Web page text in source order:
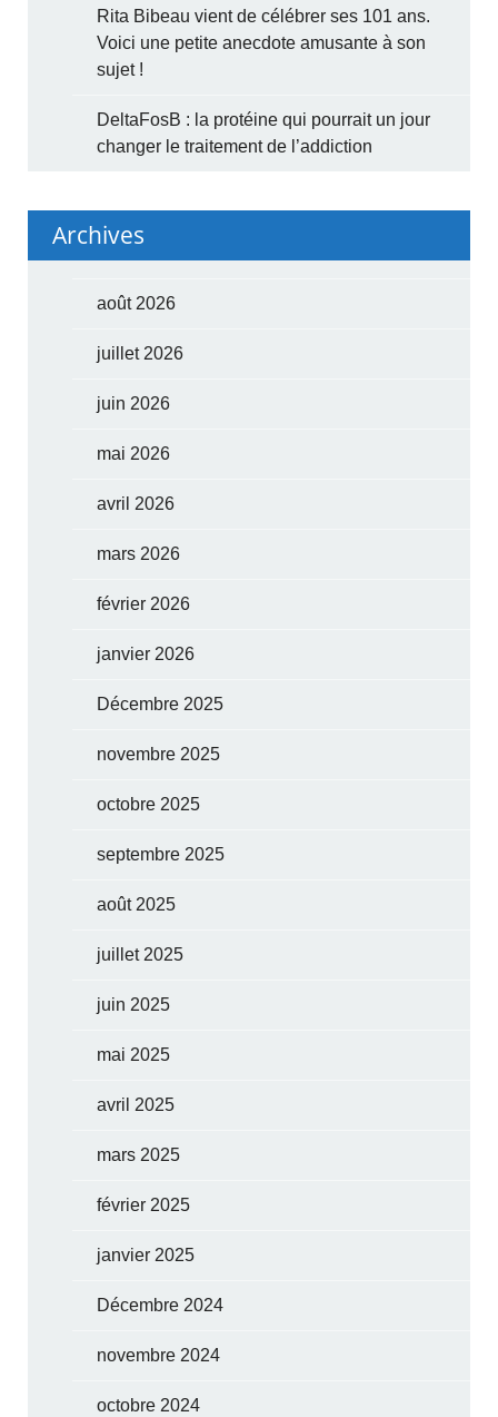
Rita Bibeau vient de célébrer ses 101 ans.
Voici une petite anecdote amusante à son
sujet !
DeltaFosB : la protéine qui pourrait un jour
changer le traitement de l’addiction
Archives
août 2026
juillet 2026
juin 2026
mai 2026
avril 2026
mars 2026
février 2026
janvier 2026
Décembre 2025
novembre 2025
octobre 2025
septembre 2025
août 2025
juillet 2025
juin 2025
mai 2025
avril 2025
mars 2025
février 2025
janvier 2025
Décembre 2024
novembre 2024
octobre 2024